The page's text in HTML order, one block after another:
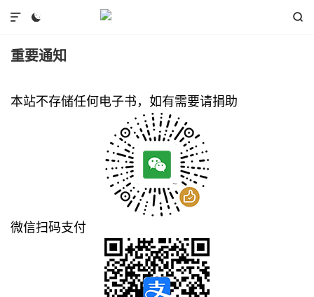
 

重要通知
本站不存储任何电子书，如有需要请捐助
微信扫码支付